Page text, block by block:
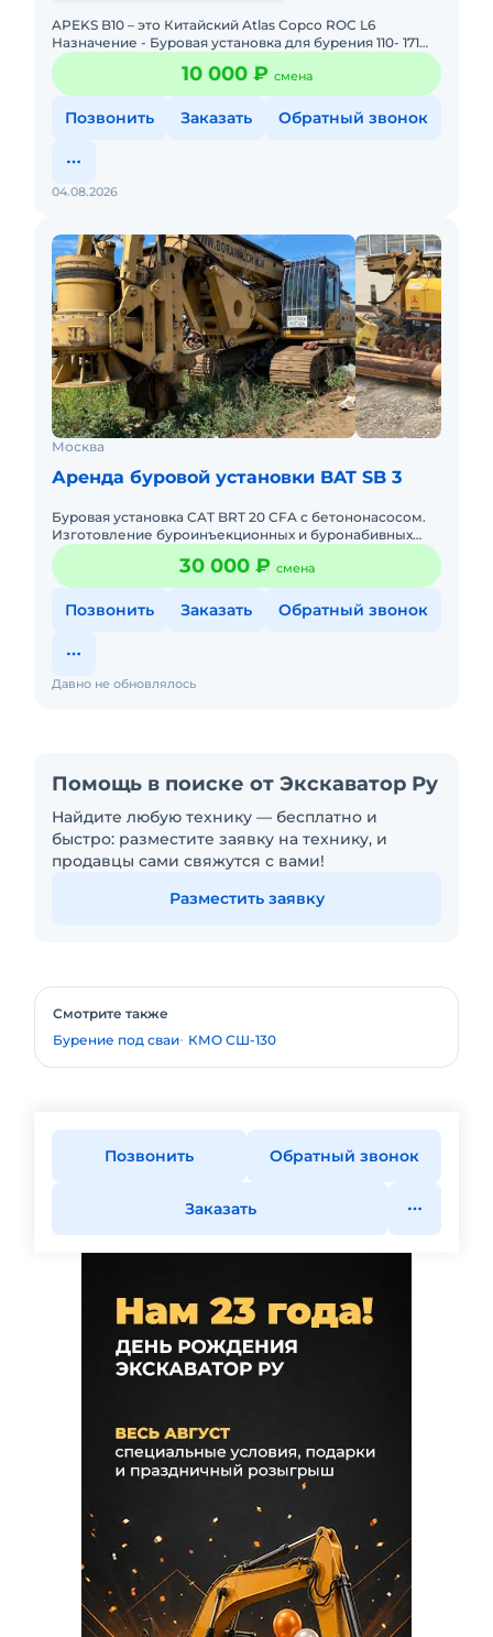
APEKS B10 – это Китайский Atlas Copco ROC L6
Назначение - Буровая установка для бурения 110- 171
мм скважин на взрыв с двигaтeлем Сummins, 5-
метровoй штa
10 000 ₽ смена
Позвонить Заказать Обратный звонок
04.08.2026
Москва
Аренда буровой установки BAT SB 3
Буровая установка CAT BRT 20 CFA c бетононасосом.
Изготовление буроинъекционных и буронабивных
бетонных свай. Бур диаметр 400 и 500 мм. Длина бура
11 метров.
30 000 ₽ смена
Позвонить Заказать Обратный звонок
Давно не обновлялось
Помощь в поиске от Экскаватор Ру
Найдите любую технику — бесплатно и
быстро: разместите заявку на технику, и
продавцы сами свяжутся с вами!
Разместить заявку
Смотрите также
Бурение под сваи КМО СШ-130
Позвонить Обратный звонок
Заказать